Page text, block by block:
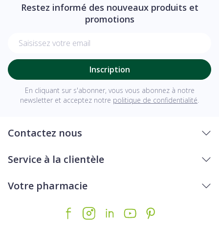
Restez informé des nouveaux produits et
promotions
Inscription
En cliquant sur s'abonner, vous vous abonnez à notre
newsletter et acceptez notre politique de confidentialité
Contactez nous
Service à la clientèle
Votre pharmacie